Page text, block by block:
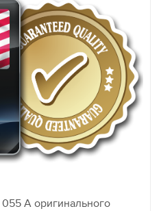
А оригинального